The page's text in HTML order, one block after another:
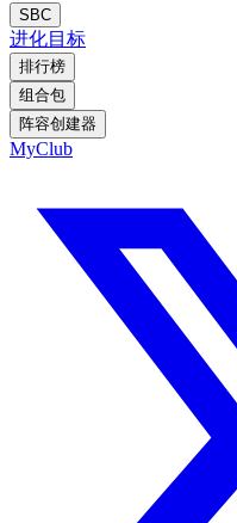
SBC
进化目标
排行榜
组合包
阵容创建器
MyClub